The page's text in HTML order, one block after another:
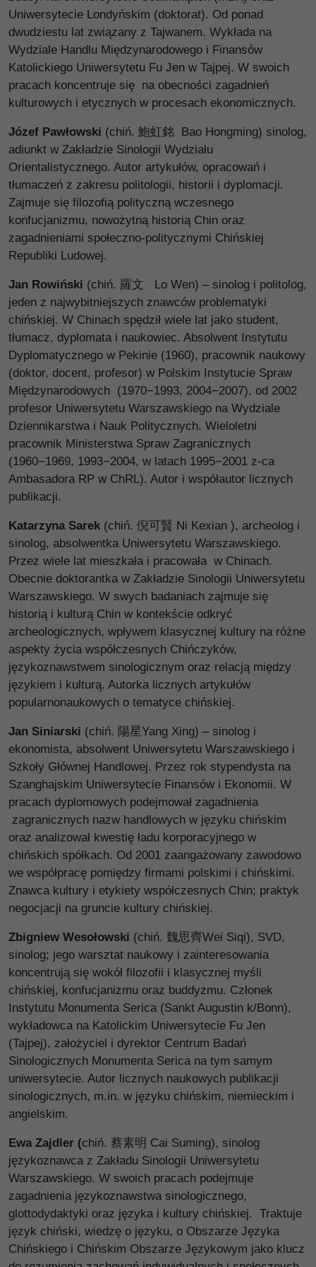
Uniwersytecie Londyńskim (doktorat). Od ponad
dwudziestu lat związany z Tajwanem. Wykłada na
Wydziale Handlu Międzynarodowego i Finansów
Katolickiego Uniwersytetu Fu Jen w Tajpej. W swoich
pracach koncentruje się na obecności zagadnień
kulturowych i etycznych w procesach ekonomicznych.
Józef Pawłowski (chiń. 鮑虹銘 Bao Hongming) sinolog,
adiunkt w Zakładzie Sinologii Wydziału
Orientalistycznego. Autor artykułów, opracowań i
tłumaczeń z zakresu politologii, historii i dyplomacji.
Zajmuje się filozofią polityczną wczesnego
konfucjanizmu, nowożytną historią Chin oraz
zagadnieniami społeczno-politycznymi Chińskiej
Republiki Ludowej.
Jan Rowiński (chiń. 羅文 Lo Wen) – sinolog i politolog,
jeden z najwybitniejszych znawców problematyki
chińskiej. W Chinach spędził wiele lat jako student,
tłumacz, dyplomata i naukowiec. Absolwent Instytutu
Dyplomatycznego w Pekinie (1960), pracownik naukowy
(doktor, docent, profesor) w Polskim Instytucie Spraw
Międzynarodowych (1970−1993, 2004−2007), od 2002
profesor Uniwersytetu Warszawskiego na Wydziale
Dziennikarstwa i Nauk Politycznych. Wieloletni
pracownik Ministerstwa Spraw Zagranicznych
(1960−1969, 1993−2004, w latach 1995−2001 z-ca
Ambasadora RP w ChRL). Autor i współautor licznych
publikacji.
Katarzyna Sarek (chiń. 倪可賢 Ni Kexian ), archeolog i
sinolog, absolwentka Uniwersytetu Warszawskiego.
Przez wiele lat mieszkała i pracowała w Chinach.
Obecnie doktorantka w Zakładzie Sinologii Uniwersytetu
Warszawskiego. W swych badaniach zajmuje się
historią i kulturą Chin w kontekście odkryć
archeologicznych, wpływem klasycznej kultury na różne
aspekty życia współczesnych Chińczyków,
językoznawstwem sinologicznym oraz relacją między
językiem i kulturą. Autorka licznych artykułów
popularnonaukowych o tematyce chińskiej.
Jan Siniarski (chiń. 陽星Yang Xing) – sinolog i
ekonomista, absolwent Uniwersytetu Warszawskiego i
Szkoły Głównej Handlowej. Przez rok stypendysta na
Szanghajskim Uniwersytecie Finansów i Ekonomii. W
pracach dyplomowych podejmował zagadnienia
zagranicznych nazw handlowych w języku chińskim
oraz analizował kwestię ładu korporacyjnego w
chińskich spółkach. Od 2001 zaangażowany zawodowo
we współpracę pomiędzy firmami polskimi i chińskimi.
Znawca kultury i etykiety współczesnych Chin; praktyk
negocjacji na gruncie kultury chińskiej.
Zbigniew Wesołowski (chiń. 魏思齊Wei Siqi), SVD,
sinolog; jego warsztat naukowy i zainteresowania
koncentrują się wokół filozofii i klasycznej myśli
chińskiej, konfucjanizmu oraz buddyzmu. Członek
Instytutu Monumenta Serica (Sankt Augustin k/Bonn),
wykładowca na Katolickim Uniwersytecie Fu Jen
(Tajpej), założyciel i dyrektor Centrum Badań
Sinologicznych Monumenta Serica na tym samym
uniwersytecie. Autor licznych naukowych publikacji
sinologicznych, m.in. w języku chińskim, niemieckim i
angielskim.
Ewa Zajdler (chiń. 蔡素明 Cai Suming), sinolog
językoznawca z Zakładu Sinologii Uniwersytetu
Warszawskiego. W swoich pracach podejmuje
zagadnienia językoznawstwa sinologicznego,
glottodydaktyki oraz języka i kultury chińskiej. Traktuje
język chiński, wiedzę o języku, o Obszarze Języka
Chińskiego i Chińskim Obszarze Językowym jako klucz